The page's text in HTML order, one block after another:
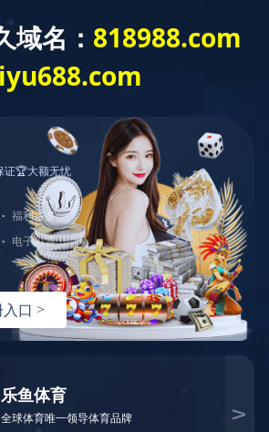
在线留言